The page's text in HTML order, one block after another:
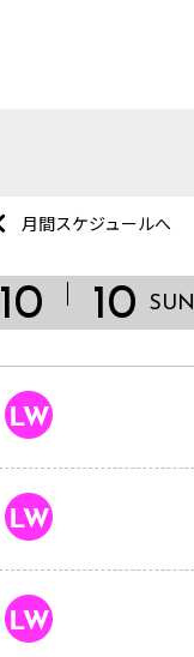
月間スケジュールへ
10 10 SUN